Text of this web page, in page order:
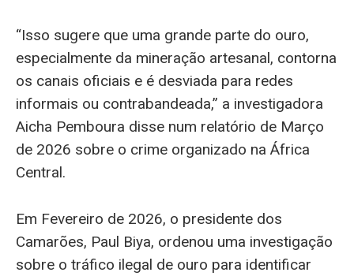
“Isso sugere que uma grande parte do ouro,
especialmente da mineração artesanal, contorna
os canais oficiais e é desviada para redes
informais ou contrabandeada,” a investigadora
Aicha Pemboura disse num relatório de Março
de 2026 sobre o crime organizado na África
Central.
Em Fevereiro de 2026, o presidente dos
Camarões, Paul Biya, ordenou uma investigação
sobre o tráfico ilegal de ouro para identificar